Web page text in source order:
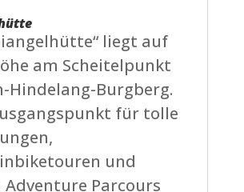
liegt auf
am Scheitelpunkt
Hindelang-Burgberg.
für tolle
und
Adventure Parcours